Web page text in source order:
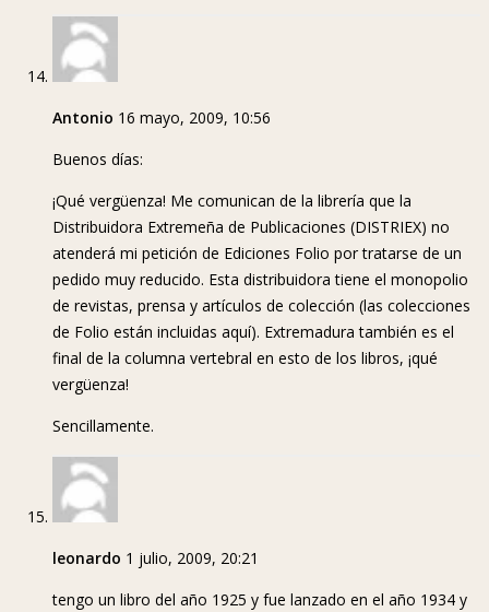
Antonio 16 mayo, 2009, 10:56
Buenos días:
¡Qué vergüenza! Me comunican de la librería que la
Distribuidora Extremeña de Publicaciones (DISTRIEX) no
atenderá mi petición de Ediciones Folio por tratarse de un
pedido muy reducido. Esta distribuidora tiene el monopolio
de revistas, prensa y artículos de colección (las colecciones
de Folio están incluidas aquí). Extremadura también es el
final de la columna vertebral en esto de los libros, ¡qué
vergüenza!
Sencillamente.
leonardo 1 julio, 2009, 20:21
tengo un libro del año 1925 y fue lanzado en el año 1934 y